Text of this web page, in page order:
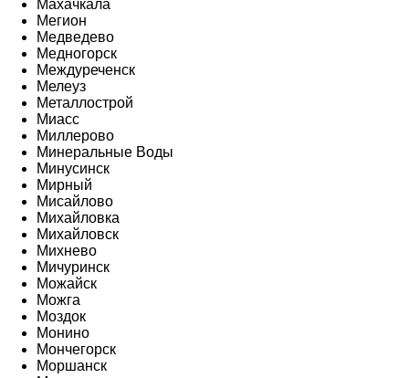
Махачкала
Мегион
Медведево
Медногорск
Междуреченск
Мелеуз
Металлострой
Миасс
Миллерово
Минеральные Воды
Минусинск
Мирный
Мисайлово
Михайловка
Михайловск
Михнево
Мичуринск
Можайск
Можга
Моздок
Монино
Мончегорск
Моршанск